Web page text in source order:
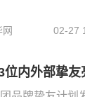
网 02-27
内外部挚友